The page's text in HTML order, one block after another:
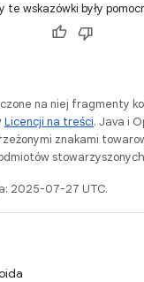
te wskazówki były
na niej fragmenty
Licencji na treści. Java i
znakami
2025-07-27 UTC.